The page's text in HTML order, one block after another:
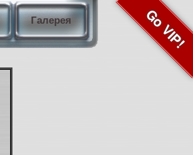
Галерея Go VIP!